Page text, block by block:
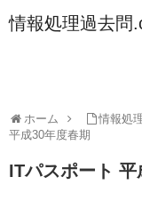
情報処理過去問
ホーム 情報処
平成30年度春期
ITパスポート